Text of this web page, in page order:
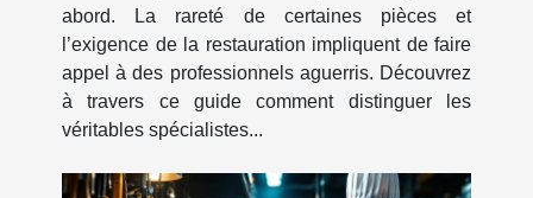
abord. La rareté de certaines pièces et
l’exigence de la restauration impliquent de faire
appel à des professionnels aguerris. Découvrez
à travers ce guide comment distinguer les
véritables spécialistes...